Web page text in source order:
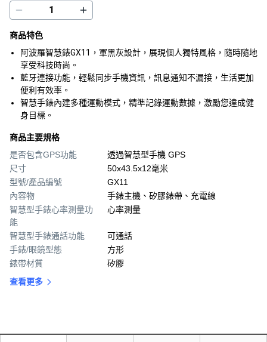
商品特色
阿波羅智慧錶GX11，軍黑灰設計，展現個人獨特風格，隨時隨地
享受科技時尚。
藍牙連接功能，輕鬆同步手機資訊，訊息通知不漏接，生活更加
便利有效率。
智慧手錶內建多種運動模式，精準記錄運動數據，激勵您達成健
身目標。
商品主要規格
是否包含GPS功能
透過智慧型手機 GPS
尺寸
50x43.5x12毫米
型號/產品編號
GX11
內容物
手錶主機、矽膠錶帶、充電線
智慧型手錶心率測量功
能
心率測量
智慧型手錶通話功能
可通話
手錶/眼鏡型態
方形
錶帶材質
矽膠
查看更多